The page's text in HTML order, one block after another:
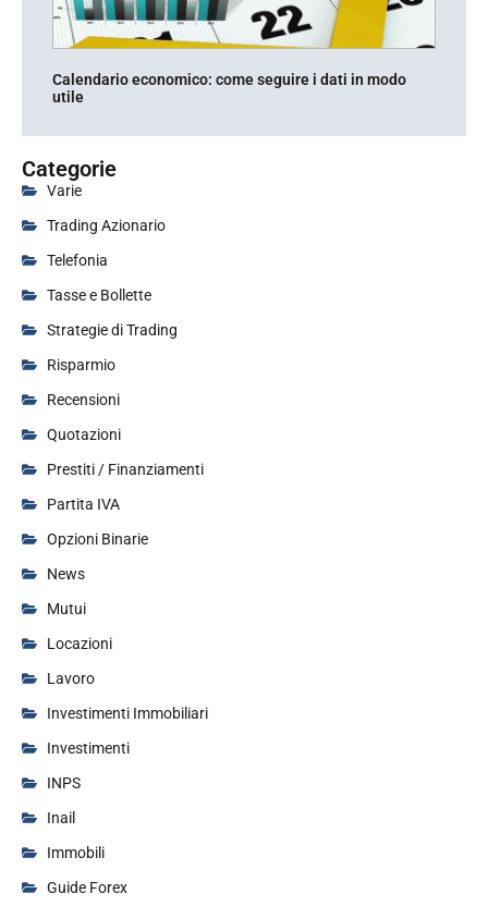
Calendario economico: come seguire i dati in modo
utile
Categorie
Varie
Trading Azionario
Telefonia
Tasse e Bollette
Strategie di Trading
Risparmio
Recensioni
Quotazioni
Prestiti / Finanziamenti
Partita IVA
Opzioni Binarie
News
Mutui
Locazioni
Lavoro
Investimenti Immobiliari
Investimenti
INPS
Inail
Immobili
Guide Forex